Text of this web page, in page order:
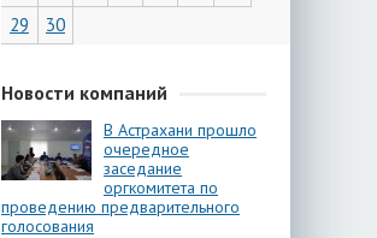
29
30
Новости компаний
В Астрахани прошло
очередное
заседание
оргкомитета по
проведению предварительного
голосования